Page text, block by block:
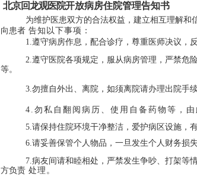
北京回龙观医院开放病房住院管理告知书
为维护医患双方的合法权益，建立相互理解和
向患者 告知以下事项：
1.遵守病房作息，配合诊疗，尊重医师决议，
2.遵守医院各项规定，服从病房管理，严禁危
等。
3.勿擅自外出、离院，如须离院请办理出院手续
4. 勿私自翻阅病历、使用自备药物等，由
5.请保持住院环境干净整洁，爱护病区设施，
6.请妥善保管个人物品， 一旦发生个人财务损
7.病友间请和睦相处，严禁发生争吵、打架等
方负责 处理。